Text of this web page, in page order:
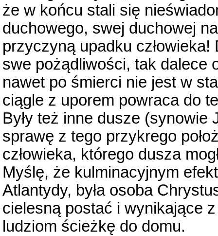
że w końcu stali się
duchowego, swej duchowej
przyczyną upadku
swe pożądliwości, tak dalece
nawet po śmierci nie jest w
ciągle z uporem powraca do
Były też inne dusze
sprawę z tego przykrego
człowieka, którego dusza
Myślę, że kulminacyjnym
Atlantydy, była osoba
cielesną postać i wynikające
ludziom ścieżkę do domu.